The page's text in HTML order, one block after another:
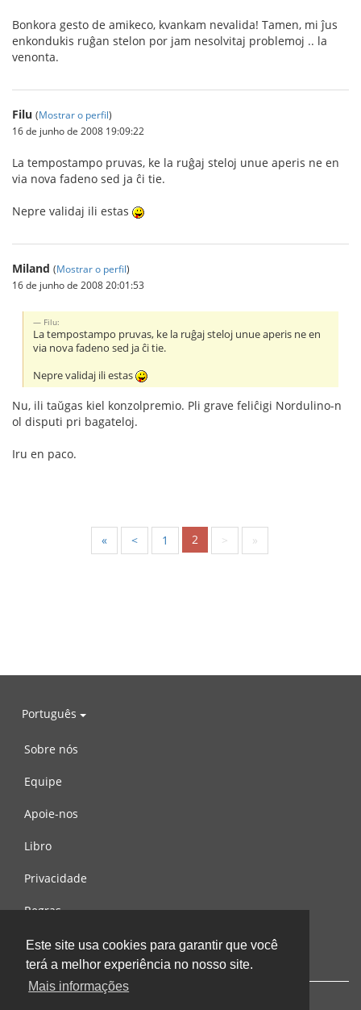
Este site usa cookies para garantir que você
terá a melhor experiência no nosso site.
Mais informações
Bonkora gesto de amikeco, kvankam nevalida! Tamen, mi ĵus
enkondukis ruĝan stelon por jam nesolvitaj problemoj .. la
venonta.
Filu (Mostrar o perfil)
16 de junho de 2008 19:09:22
La tempostampo pruvas, ke la ruĝaj steloj unue aperis ne en
via nova fadeno sed ja ĉi tie.
Nepre validaj ili estas
Miland (Mostrar o perfil)
16 de junho de 2008 20:01:53
Filu:
La tempostampo pruvas, ke la ruĝaj steloj unue aperis ne en
via nova fadeno sed ja ĉi tie.
Nepre validaj ili estas
Nu, ili taŭgas kiel konzolpremio. Pli grave feliĉigi Nordulino-n
ol disputi pri bagateloj.
Iru en paco.
« < 1 2 > »
Português
Sobre nós
Equipe
Apoie-nos
Libro
Privacidade
Regras
Contacte-nos